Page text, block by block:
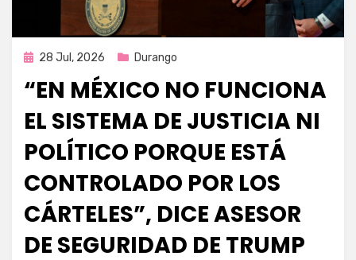
Publicada
28 Jul, 2026 Durango
“EN MÉXICO NO FUNCIONA
EL SISTEMA DE JUSTICIA NI
POLÍTICO PORQUE ESTÁ
CONTROLADO POR LOS
CÁRTELES”, DICE ASESOR
DE SEGURIDAD DE TRUMP